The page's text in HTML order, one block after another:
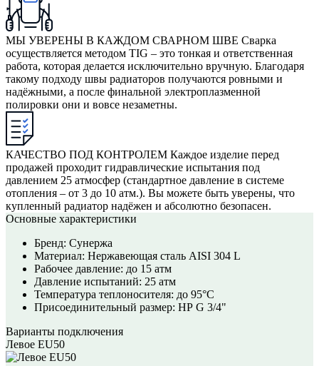
МЫ УВЕРЕНЫ В КАЖДОМ СВАРНОМ ШВЕ Сварка
осуществляется методом TIG – это тонкая и ответственная
работа, которая делается исключительно вручную. Благодаря
такому подходу швы радиаторов получаются ровными и
надёжными, а после финальной электроплазменной
полировки они и вовсе незаметны.
КАЧЕСТВО ПОД КОНТРОЛЕМ Каждое изделие перед
продажей проходит гидравлические испытания под
давлением 25 атмосфер (стандартное давление в системе
отопления – от 3 до 10 атм.). Вы можете быть уверены, что
купленный радиатор надёжен и абсолютно безопасен.
Основные характеристики
Бренд: Сунержа
Материал: Нержавеющая сталь AISI 304 L
Рабочее давление: до 15 атм
Давление испытаний: 25 атм
Температура теплоносителя: до 95°С
Присоединительный размер: НР G 3/4"
Варианты подключения
Левое EU50